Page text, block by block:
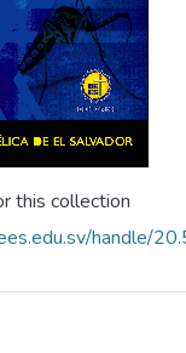
this collection
handle/